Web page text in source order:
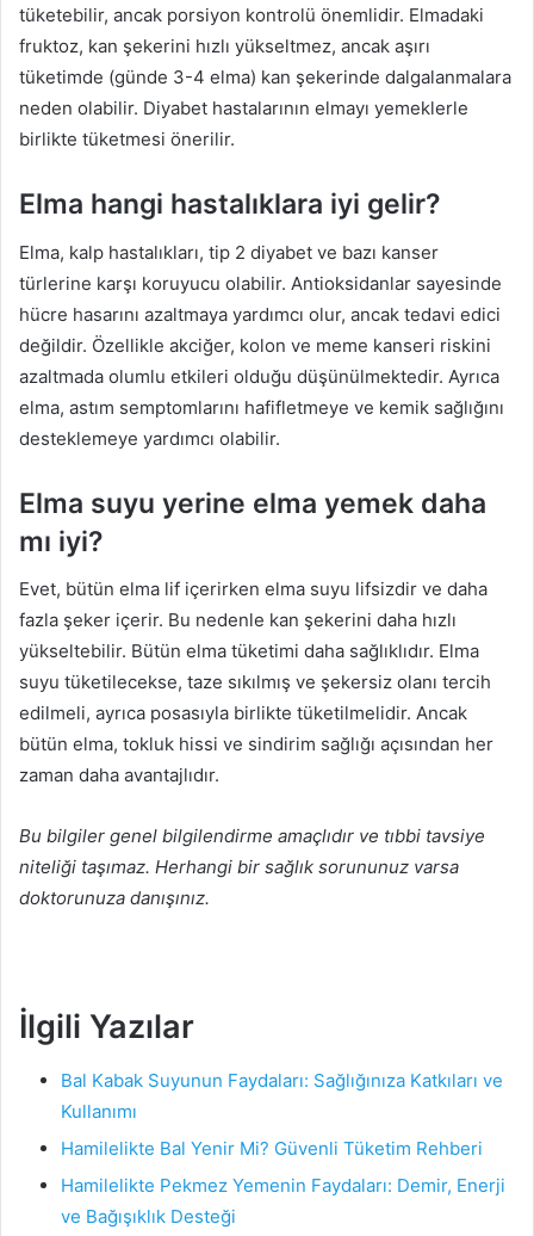
tüketebilir, ancak porsiyon kontrolü önemlidir. Elmadaki
fruktoz, kan şekerini hızlı yükseltmez, ancak aşırı
tüketimde (günde 3-4 elma) kan şekerinde dalgalanmalara
neden olabilir. Diyabet hastalarının elmayı yemeklerle
birlikte tüketmesi önerilir.
Elma hangi hastalıklara iyi gelir?
Elma, kalp hastalıkları, tip 2 diyabet ve bazı kanser
türlerine karşı koruyucu olabilir. Antioksidanlar sayesinde
hücre hasarını azaltmaya yardımcı olur, ancak tedavi edici
değildir. Özellikle akciğer, kolon ve meme kanseri riskini
azaltmada olumlu etkileri olduğu düşünülmektedir. Ayrıca
elma, astım semptomlarını hafifletmeye ve kemik sağlığını
desteklemeye yardımcı olabilir.
Elma suyu yerine elma yemek daha
mı iyi?
Evet, bütün elma lif içerirken elma suyu lifsizdir ve daha
fazla şeker içerir. Bu nedenle kan şekerini daha hızlı
yükseltebilir. Bütün elma tüketimi daha sağlıklıdır. Elma
suyu tüketilecekse, taze sıkılmış ve şekersiz olanı tercih
edilmeli, ayrıca posasıyla birlikte tüketilmelidir. Ancak
bütün elma, tokluk hissi ve sindirim sağlığı açısından her
zaman daha avantajlıdır.
Bu bilgiler genel bilgilendirme amaçlıdır ve tıbbi tavsiye
niteliği taşımaz. Herhangi bir sağlık sorununuz varsa
doktorunuza danışınız.
İlgili Yazılar
Bal Kabak Suyunun Faydaları: Sağlığınıza Katkıları ve
Kullanımı
Hamilelikte Bal Yenir Mi? Güvenli Tüketim Rehberi
Hamilelikte Pekmez Yemenin Faydaları: Demir, Enerji
ve Bağışıklık Desteği